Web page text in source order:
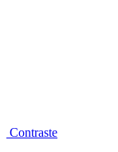
Contraste